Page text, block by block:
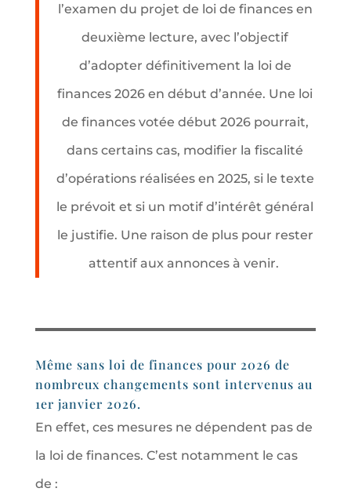
l’examen du projet de loi de finances en
deuxième lecture, avec l’objectif
d’adopter définitivement la loi de
finances 2026 en début d’année. Une loi
de finances votée début 2026 pourrait,
dans certains cas, modifier la fiscalité
d’opérations réalisées en 2025, si le texte
le prévoit et si un motif d’intérêt général
le justifie. Une raison de plus pour rester
attentif aux annonces à venir.
Même sans loi de finances pour 2026 de
nombreux changements sont intervenus au
1er janvier 2026.
En effet, ces mesures ne dépendent pas de
la loi de finances. C’est notamment le cas
de :